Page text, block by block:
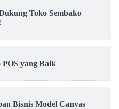
Toko Sembako
POS yang Baik
Bisnis Model Canvas